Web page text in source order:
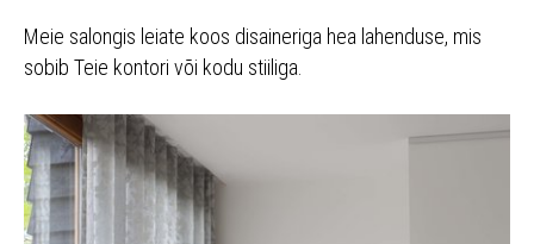
Meie salongis leiate koos disaineriga hea lahenduse, mis
sobib Teie kontori või kodu stiiliga.